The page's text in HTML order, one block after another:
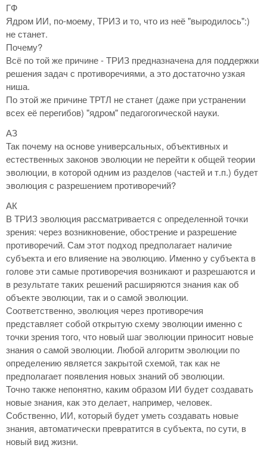
ГФ
Ядром ИИ, по-моему, ТРИЗ и то, что из неё "выродилось":)
не станет.
Почему?
Всё по той же причине - ТРИЗ предназначена для поддержки
решения задач с противоречиями, а это достаточно узкая
ниша.
По этой же причине ТРТЛ не станет (даже при устранении
всех её перегибов) "ядром" педагогогической науки.
АЗ
Так почему на основе универсальных, объективных и
естественных законов эволюции не перейти к общей теории
эволюции, в которой одним из разделов (частей и т.п.) будет
эволюция с разрешением противоречий?
АК
В ТРИЗ эволюция рассматривается с определенной точки
зрения: через возникновение, обострение и разрешение
противоречий. Сам этот подход предполагает наличие
субъекта и его влияение на эволюцию. Именно у субъекта в
голове эти самые противоречия возникают и разрешаются и
в результате таких решений расширяются знания как об
объекте эволюции, так и о самой эволюции.
Соответственно, эволюция через противоречия
представляет собой открытую схему эволюции именно с
точки зрения того, что новый шаг эволюции приносит новые
знания о самой эволюции. Любой алгоритм эволюции по
определению является закрытой схемой, так как не
предполагает появления новых знаний об эволюции.
Точно также непонятно, каким образом ИИ будет создавать
новые знания, как это делает, например, человек.
Собственно, ИИ, который будет уметь создавать новые
знания, автоматически превратится в субъекта, по сути, в
новый вид жизни.